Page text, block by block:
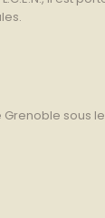
Grenoble sous le